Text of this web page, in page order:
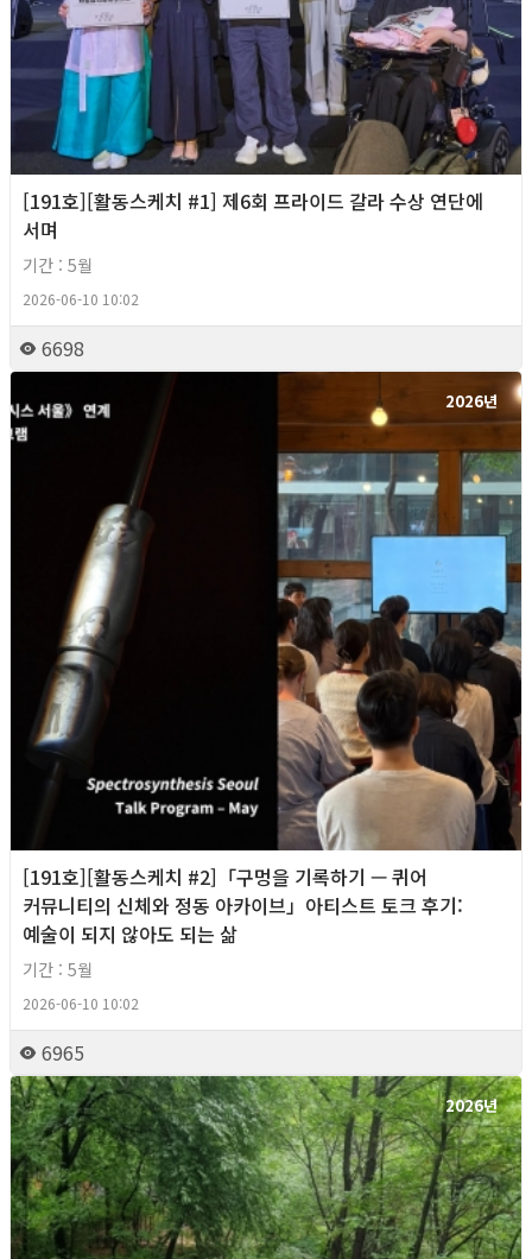
[191호][활동스케치 #1] 제6회 프라이드 갈라 수상 연단에
서며
기간 : 5월
2026-06-10 10:02
6698
2026년
[191호][활동스케치 #2]「구멍을 기록하기 — 퀴어
커뮤니티의 신체와 정동 아카이브」아티스트 토크 후기:
예술이 되지 않아도 되는 삶
기간 : 5월
2026-06-10 10:02
6965
2026년